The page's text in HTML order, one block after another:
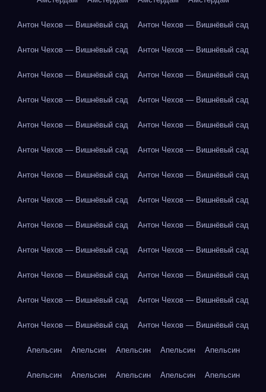
Антон Чехов — Вишнёвый сад Антон Чехов — Вишнёвый сад
Антон Чехов — Вишнёвый сад Антон Чехов — Вишнёвый сад
Антон Чехов — Вишнёвый сад Антон Чехов — Вишнёвый сад
Антон Чехов — Вишнёвый сад Антон Чехов — Вишнёвый сад
Антон Чехов — Вишнёвый сад Антон Чехов — Вишнёвый сад
Антон Чехов — Вишнёвый сад Антон Чехов — Вишнёвый сад
Антон Чехов — Вишнёвый сад Антон Чехов — Вишнёвый сад
Антон Чехов — Вишнёвый сад Антон Чехов — Вишнёвый сад
Антон Чехов — Вишнёвый сад Антон Чехов — Вишнёвый сад
Антон Чехов — Вишнёвый сад Антон Чехов — Вишнёвый сад
Антон Чехов — Вишнёвый сад Антон Чехов — Вишнёвый сад
Антон Чехов — Вишнёвый сад Антон Чехов — Вишнёвый сад
Антон Чехов — Вишнёвый сад Антон Чехов — Вишнёвый сад
Апельсин Апельсин Апельсин Апельсин Апельсин
Апельсин Апельсин Апельсин Апельсин Апельсин